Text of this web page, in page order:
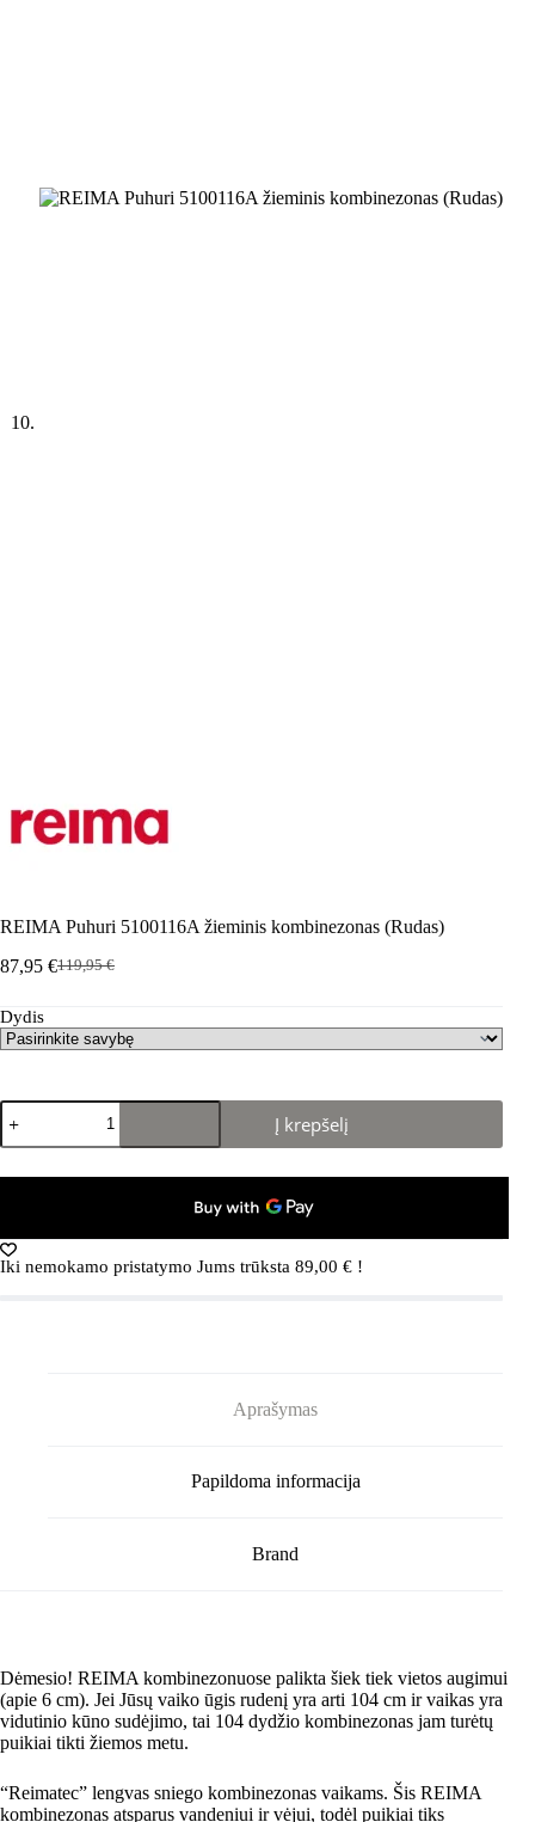
REIMA Puhuri 5100116A žieminis kombinezonas (Rudas)
119,95€
Pradinė
119,95 €.
87,95 €Dabartinė
87,95 €.
Dydis
produkto
kiekis:
REIMA
(Rudas)
Į krepšelį
Iki nemokamo pristatymo Jums trūksta 89,00 € !
Aprašymas
Papildoma informacija
Brand
Dėmesio! REIMA kombinezonuose palikta šiek tiek vietos augimui
(apie 6 cm). Jei Jūsų vaiko ūgis rudenį yra arti 104 cm ir vaikas yra
vidutinio kūno sudėjimo, tai 104 dydžio kombinezonas jam turėtų
puikiai tikti žiemos metu.
“Reimatec” lengvas sniego kombinezonas vaikams. Šis REIMA
kombinezonas atsparus vandeniui ir vėjui, todėl puikiai tiks